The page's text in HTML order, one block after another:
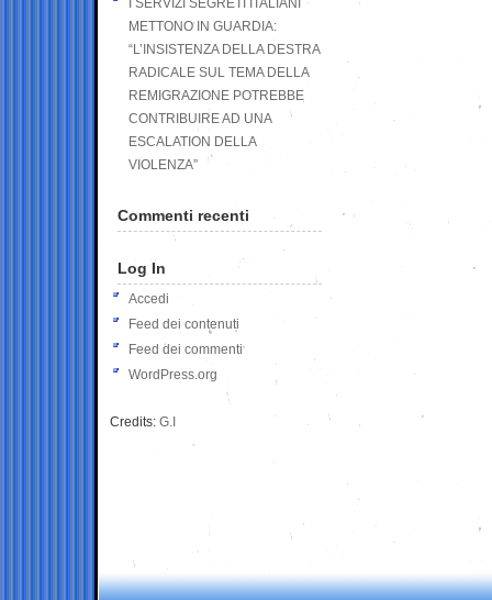
I SERVIZI SEGRETI ITALIANI
METTONO IN GUARDIA:
“L’INSISTENZA DELLA DESTRA
RADICALE SUL TEMA DELLA
REMIGRAZIONE POTREBBE
CONTRIBUIRE AD UNA
ESCALATION DELLA
VIOLENZA”
Commenti recenti
Log In
Accedi
Feed dei contenuti
Feed dei commenti
WordPress.org
Credits: G.I